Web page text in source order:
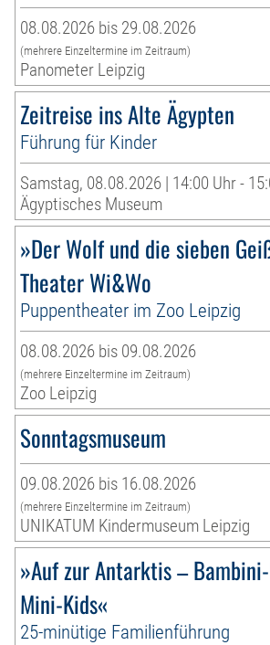
08.08.2026 bis 29.08.2026
(mehrere Einzeltermine im Zeitraum)
Panometer Leipzig
Zeitreise ins Alte Ägypten
Führung für Kinder
Samstag, 08.08.2026 | 14:00 Uhr -
Ägyptisches Museum
»Der Wolf und die sieben
Theater Wi&Wo
Puppentheater im Zoo Leipzig
08.08.2026 bis 09.08.2026
(mehrere Einzeltermine im Zeitraum)
Zoo Leipzig
Sonntagsmuseum
09.08.2026 bis 16.08.2026
(mehrere Einzeltermine im Zeitraum)
UNIKATUM Kindermuseum Leipzig
»Auf zur Antarktis –
Mini-Kids«
25-minütige Familienführung